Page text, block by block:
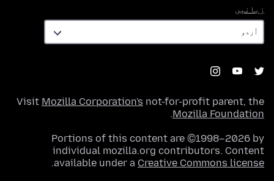
زبانیں
Visit Mozilla Corporation's not-for-profit parent, the
Mozilla Foundation
.
Portions of this content are ©1998–2026 by
individual mozilla.org contributors. Content
available under a Creative Commons license
.